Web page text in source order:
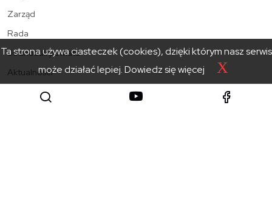
Zarząd
Rada
Jednostki powiatu
Aktualności
Ta strona używa ciasteczek (cookies), dzięki którym nasz serwis
może działać lepiej.Dowiedz się więcej X